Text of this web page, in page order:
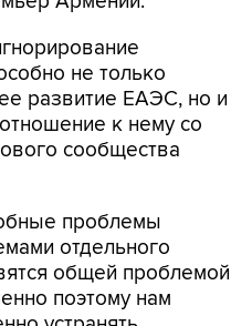
развитие ЕАЭС, но и
к нему со
сообщества
проблемы
общей проблемой
поэтому нам
устранять